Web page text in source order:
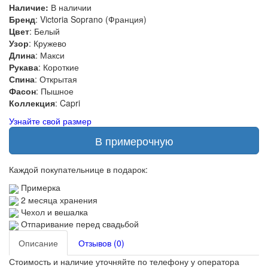
Наличие: В наличии
Бренд: Victoria Soprano (Франция)
Цвет: Белый
Узор: Кружево
Длина: Макси
Рукава: Короткие
Спина: Открытая
Фасон: Пышное
Коллекция: Capri
Узнайте свой размер
В примерочную
Каждой покупательнице в подарок:
Примерка
2 месяца хранения
Чехол и вешалка
Отпаривание перед свадьбой
Описание
Отзывов (0)
Стоимость и наличие уточняйте по телефону у оператора